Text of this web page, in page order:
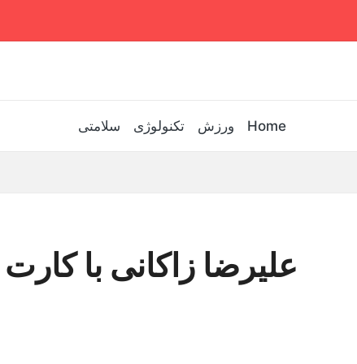
Home ورزش تکنولوژی سلامتی
علیرضا زاکانی با